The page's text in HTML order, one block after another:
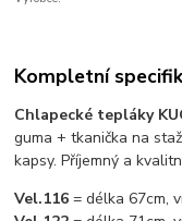
Kompletní
Chlapecké tepláky
guma + tkanička na
kapsy. Příjemný a
Vel.116 = délka 67cm,